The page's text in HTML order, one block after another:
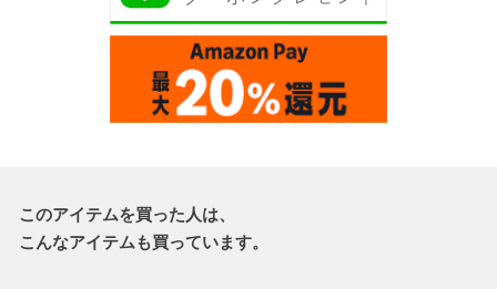
このアイテムを買った人は、
こんなアイテムも買っています。